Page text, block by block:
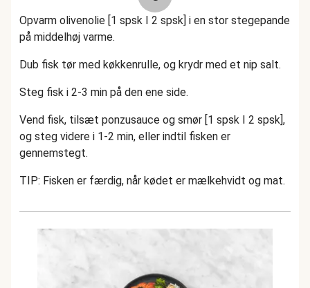
Opvarm olivenolie [1 spsk I 2 spsk] i en stor stegepande
på middelhøj varme.
Dub fisk tør med køkkenrulle, og krydr med et nip salt.
Steg fisk i 2-3 min på den ene side.
Vend fisk, tilsæt ponzusauce og smør [1 spsk I 2 spsk],
og steg videre i 1-2 min, eller indtil fisken er
gennemstegt.
TIP: Fisken er færdig, når kødet er mælkehvidt og mat.